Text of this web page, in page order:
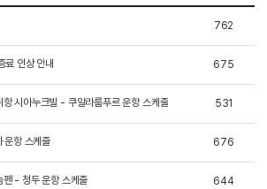
762
인상 안내 675
시아누크빌 - 쿠알라룸푸르 운항 스케줄 531
운항 스케줄 676
- 청두 운항 스케줄 644